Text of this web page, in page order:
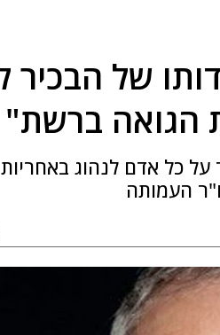
של
הגואה ברשת"
על כל אדם לנהוג
העמותה